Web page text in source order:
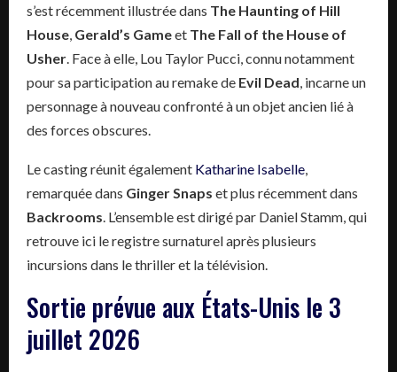
s’est récemment illustrée dans The Haunting of Hill
House Gerald’s Gameet The Fall of the House of
Usher . Face à elle, Lou Taylor Pucci, connu notamment
pour sa participation au remake de Evil Dead , incarne un
personnage à nouveau confronté à un objet ancien lié à
des forces obscures.
Le casting réunit également Katharine Isabelle
remarquée dans Ginger Snaps et plus récemment dans
Backrooms . L’ensemble est dirigé par Daniel Stamm, qui
retrouve ici le registre surnaturel après plusieurs
incursions dans le thriller et la télévision.
Sortie prévue aux États-Unis le 3
juillet 2026